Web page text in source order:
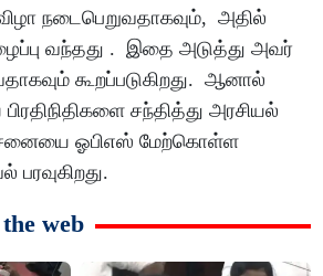
நடைபெறுவதாகவும், அதில்
வந்தது . இதை அடுத்து அவர்
கூறப்படுகிறது. ஆனால்
சந்தித்து அரசியல்
ஓபிஎஸ் மேற்கொள்ள
பரவுகிறது.
web